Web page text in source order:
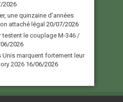
2026
une quinzaine d’années
attaché légal 20/07/2026
testent le couplage M-346 /
2026
Unis marquent fortement leur
2026 16/06/2026